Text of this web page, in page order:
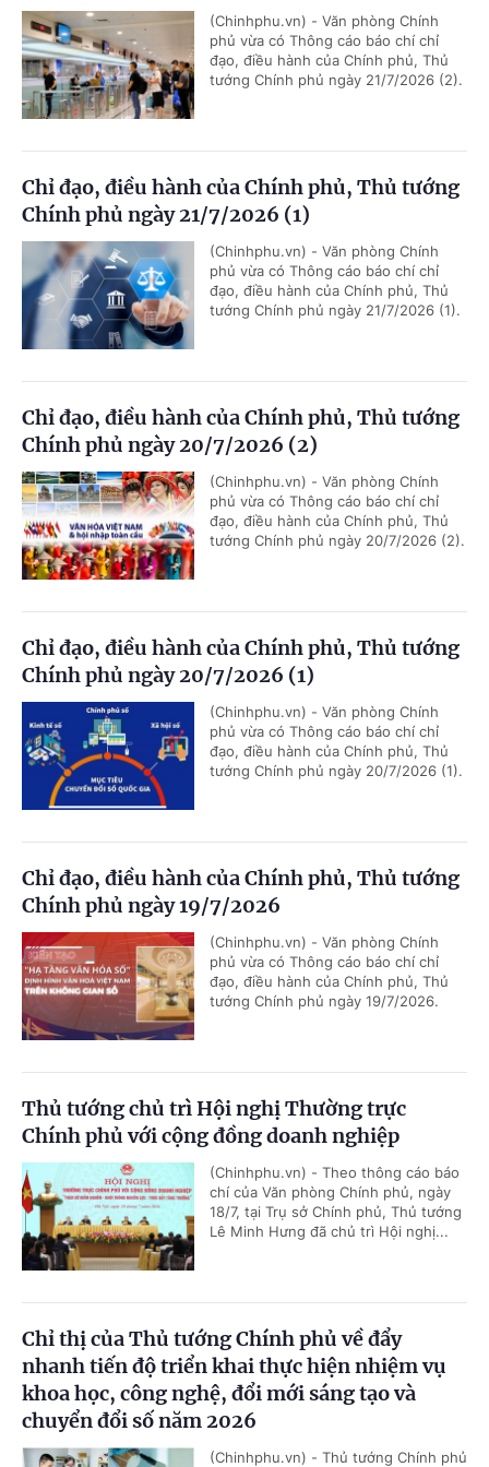
(Chinhphu.vn) - Văn phòng Chính
phủ vừa có Thông cáo báo chí chỉ
đạo, điều hành của Chính phủ, Thủ
tướng Chính phủ ngày 21/7/2026 (2).
Chỉ đạo, điều hành của Chính phủ, Thủ tướng
Chính phủ ngày 21/7/2026 (1)
(Chinhphu.vn) - Văn phòng Chính
phủ vừa có Thông cáo báo chí chỉ
đạo, điều hành của Chính phủ, Thủ
tướng Chính phủ ngày 21/7/2026 (1).
Chỉ đạo, điều hành của Chính phủ, Thủ tướng
Chính phủ ngày 20/7/2026 (2)
(Chinhphu.vn) - Văn phòng Chính
phủ vừa có Thông cáo báo chí chỉ
đạo, điều hành của Chính phủ, Thủ
tướng Chính phủ ngày 20/7/2026 (2).
Chỉ đạo, điều hành của Chính phủ, Thủ tướng
Chính phủ ngày 20/7/2026 (1)
(Chinhphu.vn) - Văn phòng Chính
phủ vừa có Thông cáo báo chí chỉ
đạo, điều hành của Chính phủ, Thủ
tướng Chính phủ ngày 20/7/2026 (1).
Chỉ đạo, điều hành của Chính phủ, Thủ tướng
Chính phủ ngày 19/7/2026
(Chinhphu.vn) - Văn phòng Chính
phủ vừa có Thông cáo báo chí chỉ
đạo, điều hành của Chính phủ, Thủ
tướng Chính phủ ngày 19/7/2026.
Thủ tướng chủ trì Hội nghị Thường trực
Chính phủ với cộng đồng doanh nghiệp
(Chinhphu.vn) - Theo thông cáo báo
chí của Văn phòng Chính phủ, ngày
18/7, tại Trụ sở Chính phủ, Thủ tướng
Lê Minh Hưng đã chủ trì Hội nghị...
Chỉ thị của Thủ tướng Chính phủ về đẩy
nhanh tiến độ triển khai thực hiện nhiệm vụ
khoa học, công nghệ, đổi mới sáng tạo và
chuyển đổi số năm 2026
(Chinhphu.vn) - Thủ tướng Chính phủ